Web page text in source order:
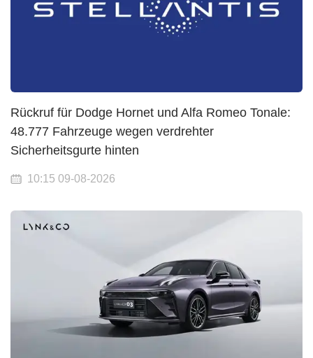
Rückruf für Dodge Hornet und Alfa Romeo Tonale:
48.777 Fahrzeuge wegen verdrehter
Sicherheitsgurte hinten
10:15 09-08-2026